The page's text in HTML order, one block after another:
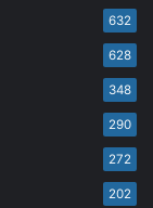
632
628
348
290
272
202